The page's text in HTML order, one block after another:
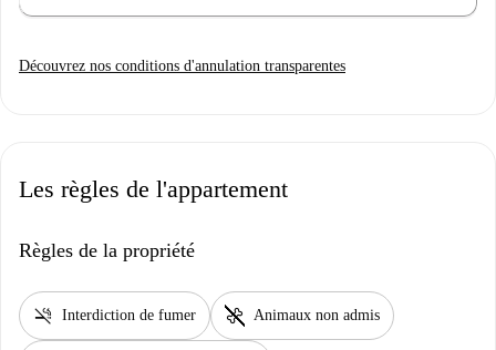
Découvrez nos conditions d'annulation transparentes
Les règles de l'appartement
Règles de la propriété
smoke_free Interdiction de fumer pet_supplies Animaux non admis